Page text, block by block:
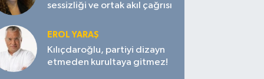
sessizliği ve ortak akıl çağrısı
EROL YARAŞ
Kılıçdaroğlu, partiyi dizayn
etmeden kurultaya gitmez!